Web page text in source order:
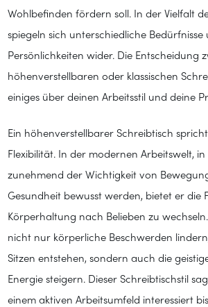
Wohlbefinden fördern soll. In der Vielfalt
spiegeln sich unterschiedliche Bedürfnisse
Persönlichkeiten wider. Die Entscheidung
höhenverstellbaren oder klassischen
einiges über deinen Arbeitsstil und deine
Ein höhenverstellbarer Schreibtisch
Flexibilität. In der modernen Arbeitswelt,
zunehmend der Wichtigkeit von
Gesundheit bewusst werden, bietet er die
Körperhaltung nach Belieben zu
nicht nur körperliche Beschwerden
Sitzen entstehen, sondern auch die
Energie steigern. Dieser Schreibtischstil
einem aktiven Arbeitsumfeld interessiert